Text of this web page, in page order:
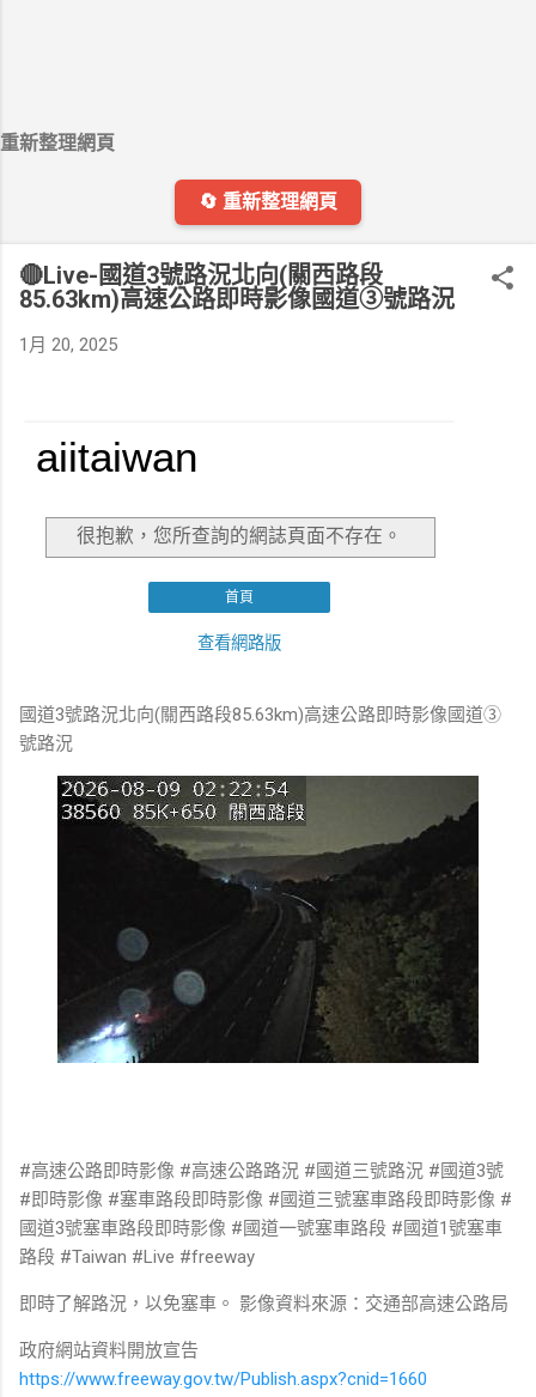
重新整理網頁
🔄 重新整理網頁
🔴Live-國道3號路況北向(關西路段
85.63km)高速公路即時影像國道③號路況
1月 20, 2025
國道3號路況北向(關西路段85.63km)高速公路即時影像國道③
號路況
#高速公路即時影像 #高速公路路況 #國道三號路況 #國道3號
#即時影像 #塞車路段即時影像 #國道三號塞車路段即時影像 #
國道3號塞車路段即時影像 #國道一號塞車路段 #國道1號塞車
路段 #Taiwan #Live #freeway
即時了解路況，以免塞車。 影像資料來源：交通部高速公路局
政府網站資料開放宣告
https://www.freeway.gov.tw/Publish.aspx?cnid=1660